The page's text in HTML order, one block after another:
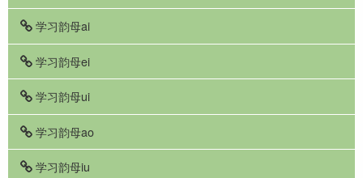
学习韵母ai
学习韵母ei
学习韵母ui
学习韵母ao
学习韵母iu